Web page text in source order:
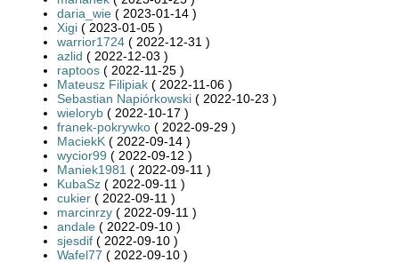
daria_wie ( 2023-01-14 )
Xigi ( 2023-01-05 )
warrior1724 ( 2022-12-31 )
azlid ( 2022-12-03 )
raptoos ( 2022-11-25 )
Mateusz Filipiak ( 2022-11-06 )
Sebastian Napiórkowski ( 2022-10-23 )
wieloryb ( 2022-10-17 )
franek-pokrywko ( 2022-09-29 )
MaciekK ( 2022-09-14 )
wycior99 ( 2022-09-12 )
Maniek1981 ( 2022-09-11 )
KubaSz ( 2022-09-11 )
cukier ( 2022-09-11 )
marcinrzy ( 2022-09-11 )
andale ( 2022-09-10 )
sjesdif ( 2022-09-10 )
Wafel77 ( 2022-09-10 )